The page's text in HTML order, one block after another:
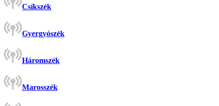
Csíkszék
Gyergyószék
Háromszék
Marosszék